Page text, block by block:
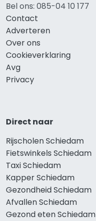
Bel ons: 085-04 10 177
Contact
Adverteren
Over ons
Cookieverklaring
Avg
Privacy
Direct naar
Rijscholen Schiedam
Fietswinkels Schiedam
Taxi Schiedam
Kapper Schiedam
Gezondheid Schiedam
Afvallen Schiedam
Gezond eten Schiedam